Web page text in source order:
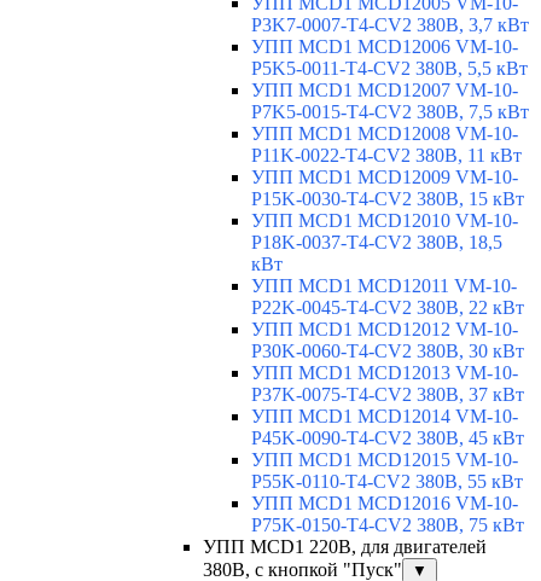
P3K7-0007-T4-CV2 380В, 3,7 кВт
УПП MCD1 MCD12006 VM-10-
P5K5-0011-T4-CV2 380В, 5,5 кВт
УПП MCD1 MCD12007 VM-10-
P7K5-0015-T4-CV2 380В, 7,5 кВт
УПП MCD1 MCD12008 VM-10-
P11K-0022-T4-CV2 380В, 11 кВт
УПП MCD1 MCD12009 VM-10-
P15K-0030-T4-CV2 380В, 15 кВт
УПП MCD1 MCD12010 VM-10-
P18K-0037-T4-CV2 380В, 18,5
кВт
УПП MCD1 MCD12011 VM-10-
P22K-0045-T4-CV2 380В, 22 кВт
УПП MCD1 MCD12012 VM-10-
P30K-0060-T4-CV2 380В, 30 кВт
УПП MCD1 MCD12013 VM-10-
P37K-0075-T4-CV2 380В, 37 кВт
УПП MCD1 MCD12014 VM-10-
P45K-0090-T4-CV2 380В, 45 кВт
УПП MCD1 MCD12015 VM-10-
P55K-0110-T4-CV2 380В, 55 кВт
УПП MCD1 MCD12016 VM-10-
P75K-0150-T4-CV2 380В, 75 кВт
УПП MCD1 220В, для двигателей
380В, с кнопкой "Пуск"
▼